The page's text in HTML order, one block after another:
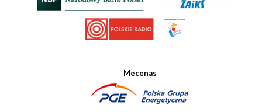
Mecenas